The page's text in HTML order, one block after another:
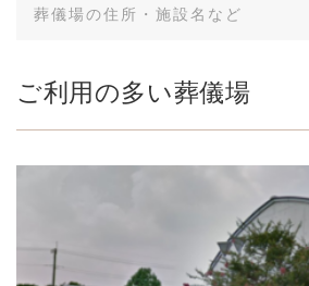
ご利用の多い葬儀場